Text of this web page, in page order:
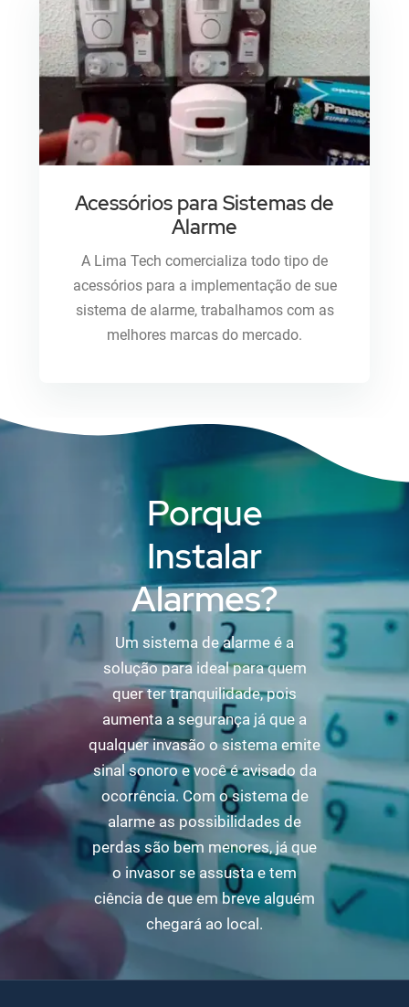
Acessórios para Sistemas de
Alarme
A Lima Tech comercializa todo tipo de
acessórios para a implementação de sue
sistema de alarme, trabalhamos com as
melhores marcas do mercado.
Porque
Instalar
Alarmes?
Um sistema de alarme é a
solução para ideal para quem
quer ter tranquilidade, pois
aumenta a segurança já que a
qualquer invasão o sistema emite
sinal sonoro e você é avisado da
ocorrência. Com o sistema de
alarme as possibilidades de
perdas são bem menores, já que
o invasor se assusta e tem
ciência de que em breve alguém
chegará ao local.